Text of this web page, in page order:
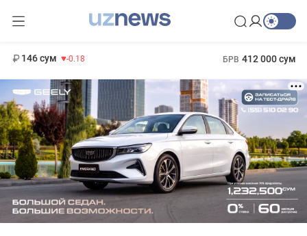
146 сум -0.18 БРВ 412 000 сум